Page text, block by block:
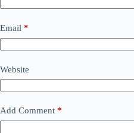
Email *
Website
Add Comment *